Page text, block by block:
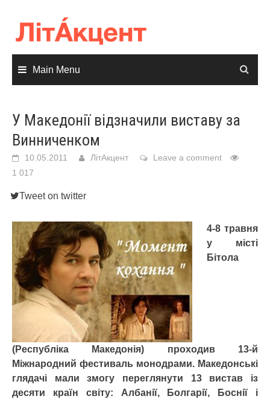
content
Main Menu
У Македонії відзначили виставу за
Винниченком
10.05.2011 ЛітАкцент
Leave a comment
1 017
Tweet on twitter
4-8 травня
у місті
Бітола
(Республіка Македонія) проходив 13-й
Міжнародний фестиваль монодрами. Македонські
глядачі мали змогу переглянути 13 вистав із
десяти країн світу: Албанії, Болгарії, Боснії і